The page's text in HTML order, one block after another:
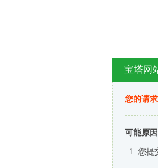
宝塔网
您的请
可能原因
您提